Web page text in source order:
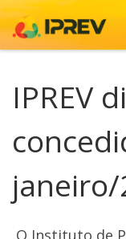
Skip to content
IPREV
janeiro/
O Instituto de